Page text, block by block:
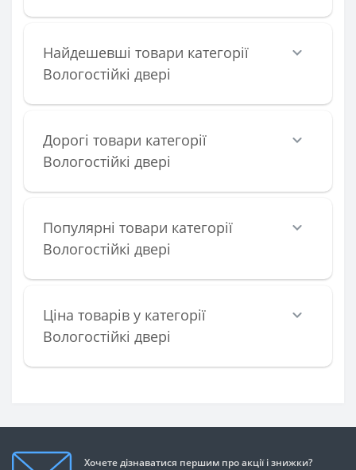
Найдешевші товари категорії
Вологостійкі двері
Дорогі товари категорії
Вологостійкі двері
Популярні товари категорії
Вологостійкі двері
Ціна товарів у категорії
Вологостійкі двері
Хочете дізнаватися першим про акції і знижки?